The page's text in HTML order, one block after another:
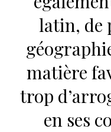
latin, de
matière
trop
en ses